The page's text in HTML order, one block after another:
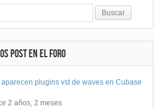
POST EN EL FORO
aparecen plugins vst de waves en Cubase
2 años, 2 meses